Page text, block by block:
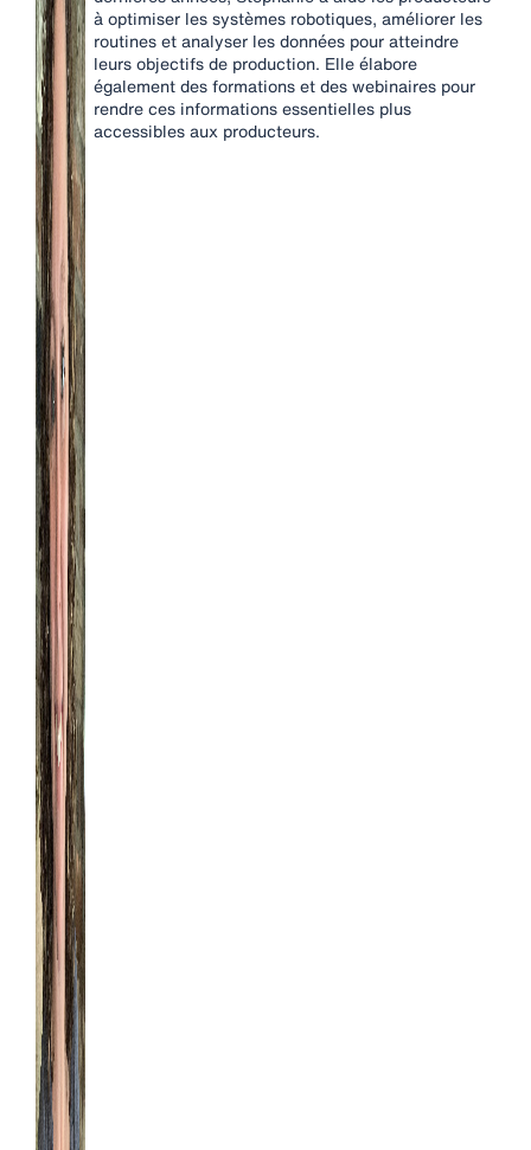
à optimiser les systèmes robotiques, améliorer les
routines et analyser les données pour atteindre
leurs objectifs de production. Elle élabore
également des formations et des webinaires pour
rendre ces informations essentielles plus
accessibles aux producteurs.